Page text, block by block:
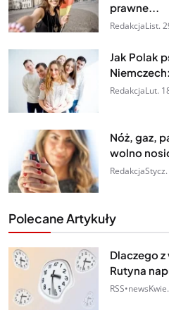
prawne...
RedakcjaList.
Jak Polak
RedakcjaLut.
Nóż, gaz,
wolno
Redakcja
Polecane Artykuły
Dlaczego
Rutyna
RSS•news